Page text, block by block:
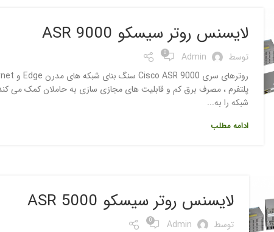
لایسنس روتر سیسکو ASR 9000
توسط Admin
0
پلتفرم ، مصرف برق کم و قابلیت های مجازی سازی به حاملان کمک می
شبکه را به...
ادامه مطلب
لایسنس روتر سیسکو ASR 5000
توسط Admin
0